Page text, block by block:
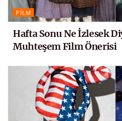
FILM
Hafta Sonu Ne İzlesek
Muhteşem Film Önerisi